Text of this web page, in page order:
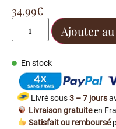
34.99€
Ajouter
En stock
Livré sous3 – 7 jours
Livraison gratuiteen
Satisfait ou remboursé